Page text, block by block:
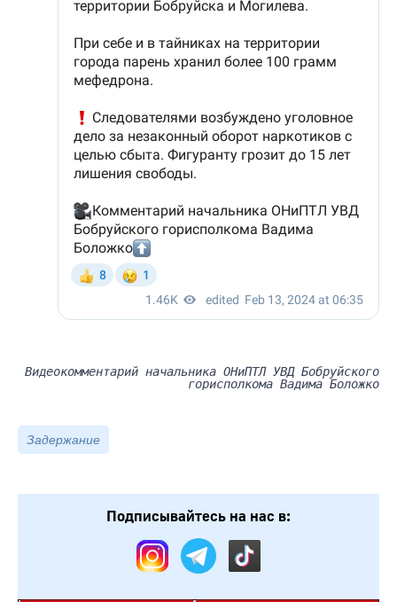
Видеокомментарий начальника ОНиПТЛ УВД Бобруйского
горисполкома Вадима Боложко
Задержание
Подписывайтесь на нас в: